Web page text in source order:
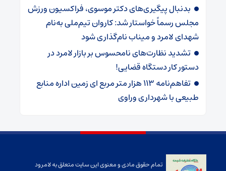
بدنبال پیگیری‌های دکتر موسوی، فراکسیون ورزش
مجلس رسماً خواستار شد: کاروان تیم‌ملی به‌نام
شهدای لامرد و میناب نام‌گذاری شود
تشدید نظارت‌های نامحسوس بر بازار لامرد در
دستور کار دستگاه قضایی!
تفاهم‌نامه ۱۱۳ هزار متر مربع ای زمین اداره منابع
طبیعی با شهرداری وراوی
تمام حقوق مادی و معنوی این سایت متعلق به لامرود